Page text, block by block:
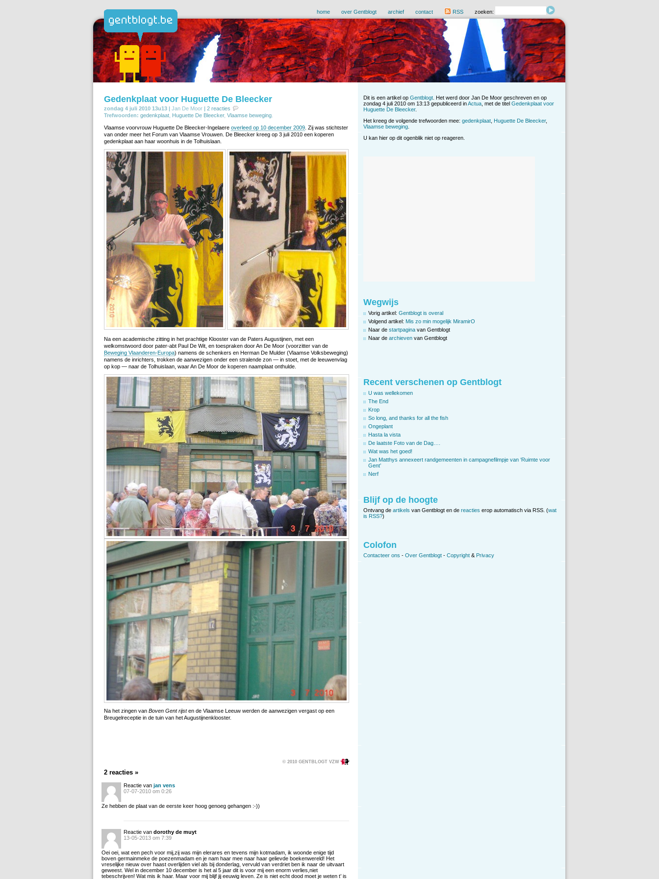
home over Gentblogt archief contact RSS zoeken:
Gedenkplaat voor Huguette De Bleecker
zondag 4 juli 2010 13u13 | Jan De Moor | 2 reacties
Trefwoorden: gedenkplaat Huguette De Bleecker, Vlaamse beweging
Vlaamse voorvrouw Huguette De Bleecker-Ingelaere overleed op 10 december 2009 . Zij was stichtster
van onder meer het Forum van Vlaamse Vrouwen. De Bleecker kreeg op 3 juli 2010 een koperen
gedenkplaat aan haar woonhuis in de Tolhuislaan.
Na een academische zitting in het prachtige Klooster van de Paters Augustijnen, met een
welkomstwoord door pater-abt Paul De Wit, en toespraken door An De Moor (voorzitter van de
Beweging Vlaanderen-Europa) namens de schenkers en Herman De Mulder (Vlaamse Volksbeweging)
namens de inrichters, trokken de aanwezigen onder een stralende zon — in stoet, met de leeuwenvlag
op kop — naar de Tolhuislaan, waar An De Moor de koperen naamplaat onthulde.
Na het zingen van Boven Gent rijsten de Vlaamse Leeuw werden de aanwezigen vergast op een
Breugelreceptie in de tuin van het Augustijnenklooster.
© 2010 GENTBLOGT VZW
2 reacties »
Reactie van jan vens
07-07-2010 om 0:26
Ze hebben de plaat van de eerste keer hoog genoeg gehangen :-))
Reactie van dorothy de muyt
13-05-2013 om 7:39
Oei oei, wat een pech voor mij,zij was mijn elerares en tevens mijn kotmadam, ik woonde enige tijd
boven germainmeke de poezenmadam en je nam haar mee naar haar gelievde boekenwereld! Het
vreselijke nieuw over haast overlijden viel als bij donderlag, vervuld van verdriet ben ik naar de uitvaart
geweest. Wel in december 10 december is het al 5 jaar dit is voor mij een enorm verlies,niet
tebeschrijven! Wat mis ik haar. Maar voor mij blijf jij eeuwig leven. Ze is niet echt dood moet je weten t’ is
Dit is een artikel op Gentblogt . Het werd door Jan De Moor geschreven en op
zondag 4 juli 2010 om 13:13 gepubliceerd inActua , met de titel Gedenkplaat voor
Huguette De Bleecker.
Het kreeg de volgende trefwoorden mee: gedenkplaat Huguette De Bleecker,
Vlaamse beweging
U kan hier op dit ogenblik niet op reageren.
Wegwijs
Vorig artikel: Gentblogt is overal
Volgend artikel: Mis zo min mogelijk MiramirO
Naar de startpagina van Gentblogt
Naar de archieven van Gentblogt
Recent verschenen op Gentblogt
U was wellekomen
The End
Krop
So long, and thanks for all the fish
Ongeplant
Hasta la vista
De laatste Foto van de Dag….
Wat was het goed!
Jan Matthys annexeert randgemeenten in campagnefilmpje van ‘Ruimte voor
Gent’
Nerf
Blijf op de hoogte
Ontvang de artikels van Gentblogt en de reacties erop automatisch via RSS. (wat
is RSS?)
Colofon
Contacteer ons - Over Gentblogt - Copyright & Privacy